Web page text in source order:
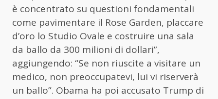
è concentrato su questioni fondamentali
come pavimentare il Rose Garden, placcare
d’oro lo Studio Ovale e costruire una sala
da ballo da 300 milioni di dollari”,
aggiungendo: “Se non riuscite a visitare un
medico, non preoccupatevi, lui vi riserverà
un ballo”. Obama ha poi accusato Trump di